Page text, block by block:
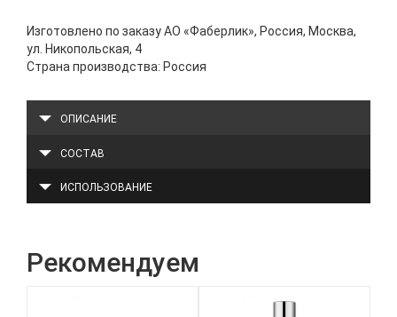
Изготовлено по заказу АО «Фаберлик», Россия, Москва,
ул. Никопольская, 4
Страна производства: Россия
ОПИСАНИЕ
СОСТАВ
ИСПОЛЬЗОВАНИЕ
Рекомендуем